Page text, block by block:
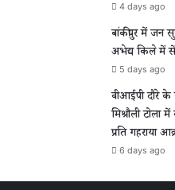
4 days ago
बांकीपुर में जन
अभेद्य किले में
5 days ago
वीआईपी दौरे
मिश्रौली टोला
प्रति गहराया
6 days ago